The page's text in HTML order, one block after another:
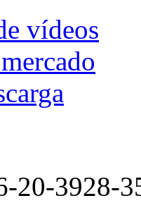
vídeos
20-3928-